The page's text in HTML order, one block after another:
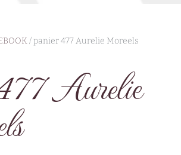
/ panier 477 Aurelie Moreels
Aurelie